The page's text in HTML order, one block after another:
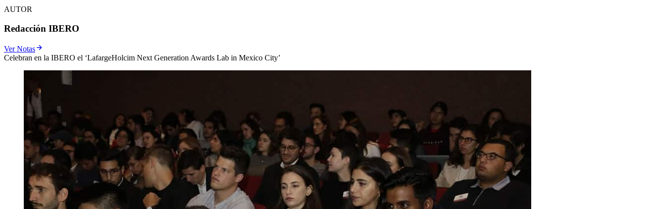
AUTOR
Redacción IBERO
Ver Notas
Celebran en la IBERO el ‘LafargeHolcim Next Generation Awards Lab in Mexico City’